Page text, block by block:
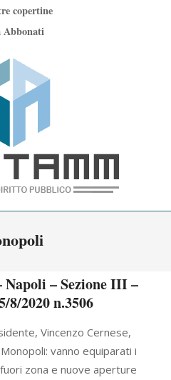
copertine
Abbonati
Napoli – Sezione III –
8/2020 n.3506
Vincenzo Cernese,
vanno equiparati i
zona e nuove aperture